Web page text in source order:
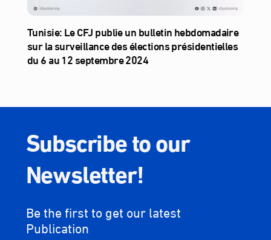
Tunisie: Le CFJ publie un bulletin hebdomadaire
sur la surveillance des élections présidentielles
du 6 au 12 septembre 2024
Subscribe to our
Newsletter!
Be the first to get our latest
Publication